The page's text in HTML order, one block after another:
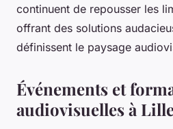
continuent de repousser les
offrant des solutions
définissent le paysage
Événements et
audiovisuelles à